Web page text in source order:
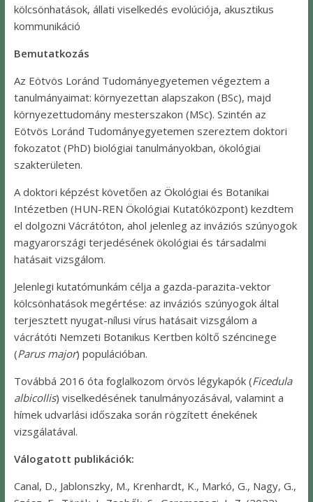
kölcsönhatások, állati viselkedés evolúciója, akusztikus
kommunikáció
Bemutatkozás
Az Eötvös Loránd Tudományegyetemen végeztem a
tanulmányaimat: környezettan alapszakon (BSc), majd
környezettudomány mesterszakon (MSc). Szintén az
Eötvös Loránd Tudományegyetemen szereztem doktori
fokozatot (PhD) biológiai tanulmányokban, ökológiai
szakterületen.
A doktori képzést követően az Ökológiai és Botanikai
Intézetben (HUN-REN Ökológiai Kutatóközpont) kezdtem
el dolgozni Vácrátóton, ahol jelenleg az inváziós szúnyogok
magyarországi terjedésének ökológiai és társadalmi
hatásait vizsgálom.
Jelenlegi kutatómunkám célja a gazda-parazita-vektor
kölcsönhatások megértése: az inváziós szúnyogok által
terjesztett nyugat-nílusi vírus hatásait vizsgálom a
vácrátóti Nemzeti Botanikus Kertben költő széncinege
(Parus major) populációban.
Továbbá 2016 óta foglalkozom örvös légykapók (Ficedula
albicollis) viselkedésének tanulmányozásával, valamint a
hímek udvarlási időszaka során rögzített énekének
vizsgálatával.
Válogatott publikációk:
Canal, D., Jablonszky, M., Krenhardt, K., Markó, G., Nagy, G.,